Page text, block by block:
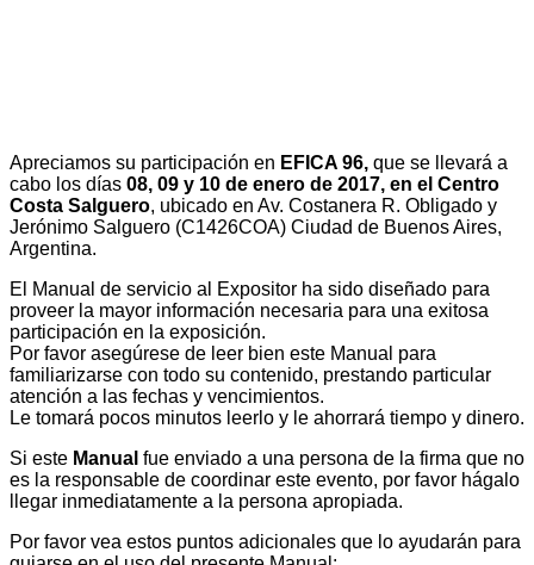
Apreciamos su participación en EFICA 96, que se llevará a
cabo los días 08, 09 y 10 de enero de 2017, en el Centro
Costa Salguero, ubicado en Av. Costanera R. Obligado y
Jerónimo Salguero (C1426COA) Ciudad de Buenos Aires,
Argentina.
El Manual de servicio al Expositor ha sido diseñado para
proveer la mayor información necesaria para una exitosa
participación en la exposición.
Por favor asegúrese de leer bien este Manual para
familiarizarse con todo su contenido, prestando particular
atención a las fechas y vencimientos.
Le tomará pocos minutos leerlo y le ahorrará tiempo y dinero.
Si este Manual fue enviado a una persona de la firma que no
es la responsable de coordinar este evento, por favor hágalo
llegar inmediatamente a la persona apropiada.
Por favor vea estos puntos adicionales que lo ayudarán para